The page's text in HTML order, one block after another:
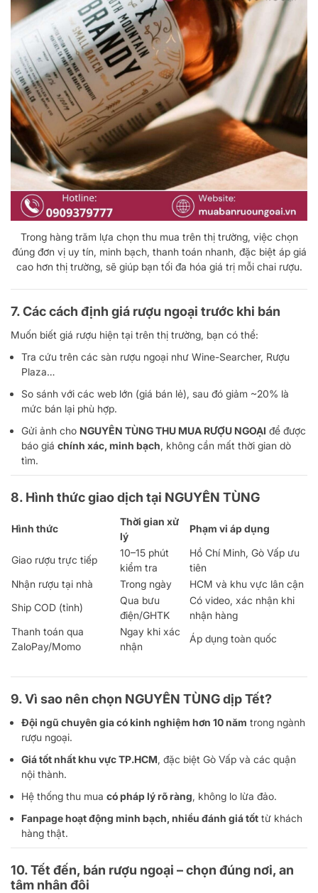
Trong hàng trăm lựa chọn thu mua trên thị trường, việc chọn
đúng đơn vị uy tín, minh bạch, thanh toán nhanh, đặc biệt áp giá
cao hơn thị trường, sẽ giúp bạn tối đa hóa giá trị mỗi chai rượu.
7. Các cách định giá rượu ngoại trước khi bán
Muốn biết giá rượu hiện tại trên thị trường, bạn có thể:
Tra cứu trên các sàn rượu ngoại như Wine-Searcher, Rượu
Plaza…
So sánh với các web lớn (giá bán lẻ), sau đó giảm ~20% là
mức bán lại phù hợp.
Gửi ảnh cho NGUYÊN TÙNG THU MUA RƯỢU NGOẠI để được
báo giá chính xác, minh bạch, không cần mất thời gian dò
tìm.
8. Hình thức giao dịch tại NGUYÊN TÙNG
Hình thức
Thời gian xử
lý
Phạm vi áp dụng
Giao rượu trực tiếp
10–15 phút
kiểm tra
Hồ Chí Minh, Gò Vấp ưu
tiên
Nhận rượu tại nhà
Trong ngày
HCM và khu vực lân cận
Ship COD (tỉnh)
Qua bưu
điện/GHTK
Có video, xác nhận khi
nhận hàng
Thanh toán qua
ZaloPay/Momo
Ngay khi xác
nhận
Áp dụng toàn quốc
9. Vì sao nên chọn NGUYÊN TÙNGdịp Tết?
Đội ngũ chuyên gia có kinh nghiệm hơn 10 năm trong ngành
rượu ngoại.
Giá tốt nhất khu vực TP.HCM, đặc biệt Gò Vấp và các quận
nội thành.
Hệ thống thu mua có pháp lý rõ ràng, không lo lừa đảo.
Fanpage hoạt động minh bạch, nhiều đánh giá tốt từ khách
hàng thật.
10. Tết đến, bán rượu ngoại – chọn đúng nơi, an
tâm nhân đôi